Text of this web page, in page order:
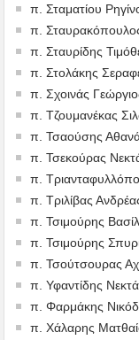
π. Σταματίου
π.
π. Σταυρίδης
π. Στολάκης
π. Σχοινάς
π. Τζουμανέκας
π. Τσαούσης
π. Τσεκούρας
π.
π. Τριλίβας
π. Τσιμούρης
π. Τσιμούρης
π. Τσούτσουρας
π. Υφαντίδης
π. Φαρμάκης
π. Χάλαρης